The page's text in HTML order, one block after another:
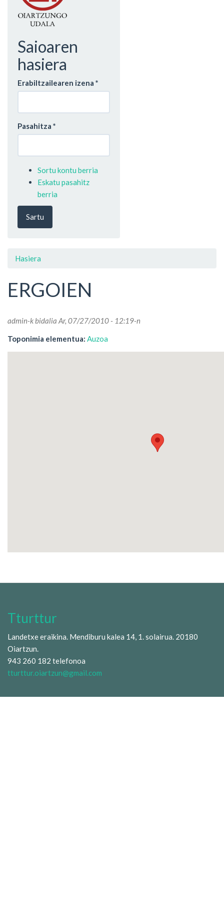
Saioaren
hasiera
Erabiltzailearen izena *
Pasahitza *
Sortu kontu berria
Eskatu pasahitz
berria
Sartu
Hasiera
ERGOIEN
admin-k bidalia Ar, 07/27/2010 - 12:19-n
Toponimia elementua: Auzoa
Tturttur
Landetxe eraikina. Mendiburu kalea 14, 1. solairua. 20180
Oiartzun.
943 260 182 telefonoa
tturttur.oiartzun@gmail.com